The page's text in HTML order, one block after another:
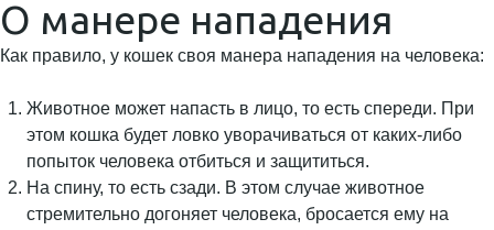
О манере нападения
Как правило, у кошек своя манера нападения на человека:
Животное может напасть в лицо, то есть спереди. При
этом кошка будет ловко уворачиваться от каких-либо
попыток человека отбиться и защититься.
На спину, то есть сзади. В этом случае животное
стремительно догоняет человека, бросается ему на